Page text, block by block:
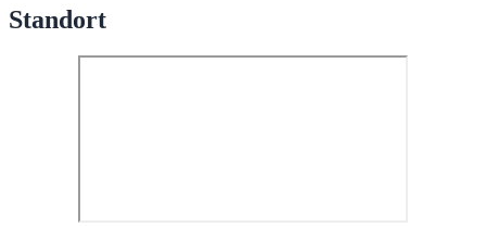
Standort